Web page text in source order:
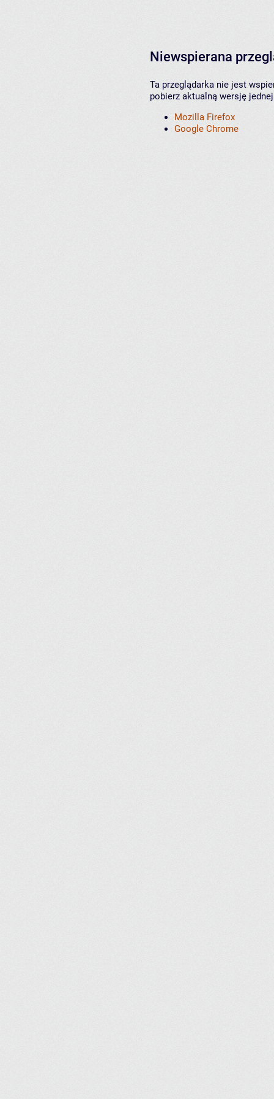
Niewspierana
Ta przeglądarka nie jest
pobierz aktualną wersję
Mozilla Firefox
Google Chrome